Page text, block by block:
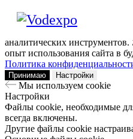
Мы используем сookie
Заходя на наш сайт, вы
аналитических
опыт использования сайта в
Политика
Принимаю Настройки
Мы используем сookie
Настройки
Файлы cookie, необходимые
всегда включены.
Другие файлы cookie